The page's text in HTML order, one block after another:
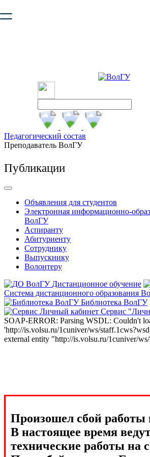
безопасную работу с сайтом. Пожалуйста
Педагогический состав
Преподаватель ВолГУ
Публикации
Объявления для студентов
Электронная информационно-
ВолГУ
Аспиранту
Абитуриенту
Сотруднику
Выпускнику
Волонтеру
Дистанционное обучение
Система дистанционного образования
Библиотека ВолГУ
Сервис
SOAP-ERROR: Parsing WSDL: Couldn't
'http://is.volsu.ru/1cuniver/ws/
external entity "http://is.volsu.ru/1cuniver/
Произошел сбой
В настоящее время
технические работы на